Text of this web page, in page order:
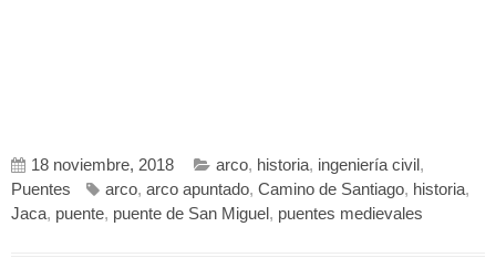
18 noviembre, 2018 arco, historia, ingeniería civil ,
Puentes
arco, arco apuntado, Camino de Santiago, historia,
Jaca, puente, puente de San Miguel , puentes medievales